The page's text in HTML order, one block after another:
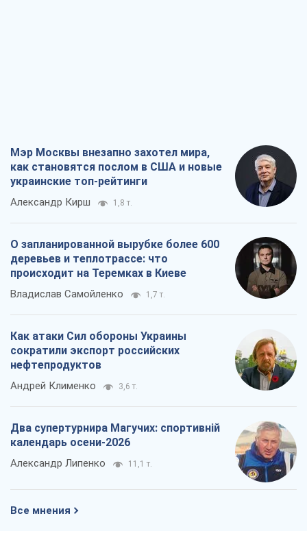
Мэр Москвы внезапно захотел мира,
как становятся послом в США и новые
украинские топ-рейтинги
Александр Кирш 1,8 т.
О запланированной вырубке более 600
деревьев и теплотрассе: что
происходит на Теремках в Киеве
Владислав Самойленко 1,7 т.
Как атаки Сил обороны Украины
сократили экспорт российских
нефтепродуктов
Андрей Клименко 3,6 т.
Два супертурнира Магучих: спортивній
календарь осени-2026
Александр Липенко 11,1 т.
Все мнения